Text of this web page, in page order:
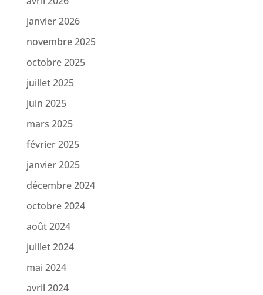
janvier 2026
novembre 2025
octobre 2025
juillet 2025
juin 2025
mars 2025
février 2025
janvier 2025
décembre 2024
octobre 2024
août 2024
juillet 2024
mai 2024
avril 2024